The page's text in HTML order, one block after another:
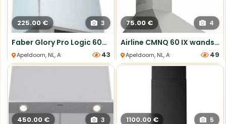
225.00 € 3
Faber Glory Pro Logic 60cm Witte Wandschouwkap
Apeldoorn, NL, Afzuigkappen 43
75.00 € 4
Airline CMNQ 60 IX wandschouwkap 60cm RVS nieuw
Apeldoorn, NL, Afzuigkappen 49
450.00 € 3 1100.00 € 5